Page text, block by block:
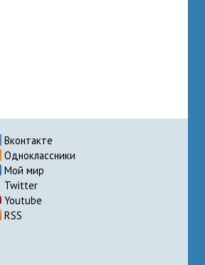
Вконтакте
Одноклассники
Мой мир
Twitter
Youtube
RSS